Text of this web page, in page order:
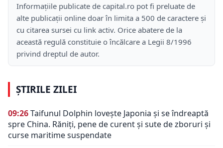
Informațiile publicate de capital.ro pot fi preluate de
alte publicații online doar în limita a 500 de caractere și
cu citarea sursei cu link activ. Orice abatere de la
această regulă constituie o încălcare a Legii 8/1996
privind dreptul de autor.
ȘTIRILE ZILEI
09:26Taifunul Dolphin lovește Japonia și se îndreaptă
spre China. Răniți, pene de curent și sute de zboruri și
curse maritime suspendate